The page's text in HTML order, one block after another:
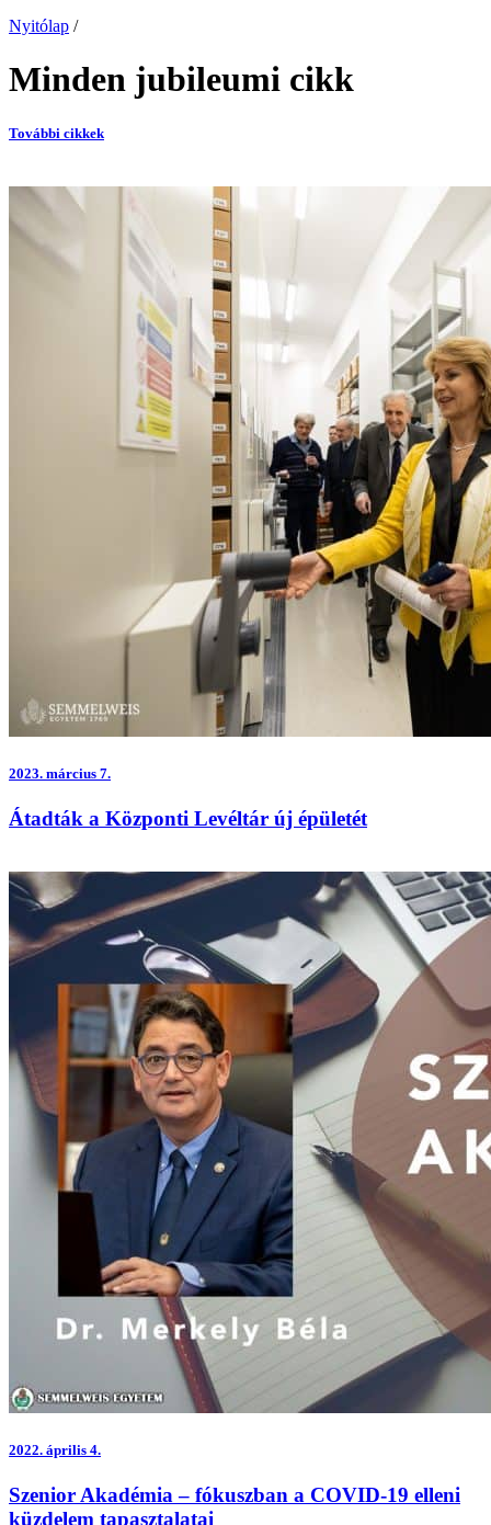
Nyitólap /
Minden jubileumi cikk
További cikkek
2023. március 7.
Átadták a Központi Levéltár új épületét
2022. április 4.
Szenior Akadémia – fókuszban a COVID-19 elleni
küzdelem tapasztalatai